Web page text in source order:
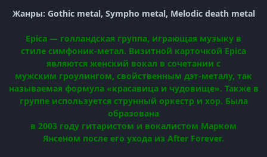
Жанры: Gothic metal, Sympho metal, Melodic death metal
Epica — голландская группа, играющая музыку в
стиле симфоник-метал. Визитной карточкой Epica
являются женский вокал в сочетании с
мужским гроулингом, свойственным дэт-металу, так
называемая формула «красавица и чудовище». Также в
группе используется струнный оркестр и хор. Была
образована
в 2003 году гитаристом и вокалистом Марком
Янсеном после его ухода из After Forever.